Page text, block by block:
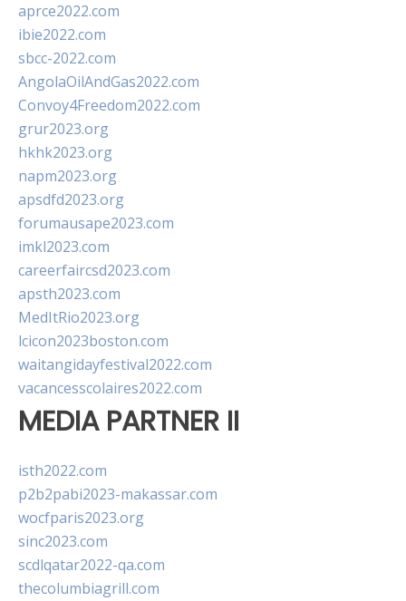
aprce2022.com
ibie2022.com
sbcc-2022.com
AngolaOilAndGas2022.com
Convoy4Freedom2022.com
grur2023.org
hkhk2023.org
napm2023.org
apsdfd2023.org
forumausape2023.com
imkl2023.com
careerfaircsd2023.com
apsth2023.com
MedItRio2023.org
lcicon2023boston.com
waitangidayfestival2022.com
vacancesscolaires2022.com
MEDIA PARTNER II
isth2022.com
p2b2pabi2023-makassar.com
wocfparis2023.org
sinc2023.com
scdlqatar2022-qa.com
thecolumbiagrill.com